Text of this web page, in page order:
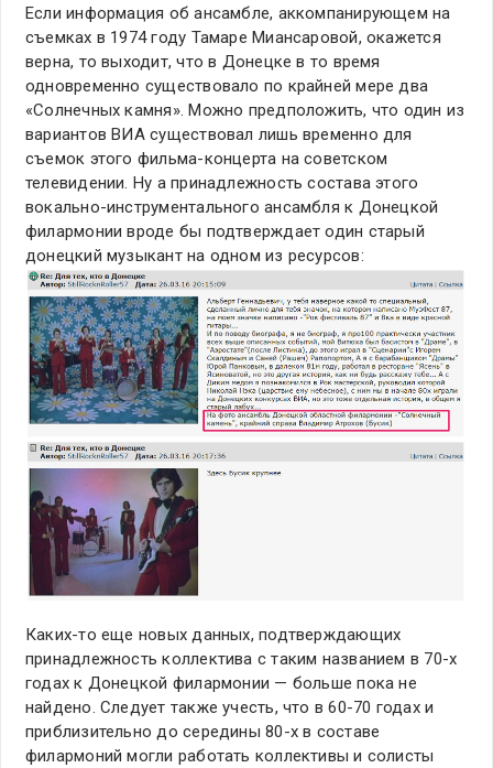
Если информация об ансамбле, аккомпанирующем на
съемках в 1974 году Тамаре Миансаровой, окажется
верна, то выходит, что в Донецке в то время
одновременно существовало по крайней мере два
«Солнечных камня». Можно предположить, что один из
вариантов ВИА существовал лишь временно для
съемок этого фильма-концерта на советском
телевидении. Ну а принадлежность состава этого
вокально-инструментального ансамбля к Донецкой
филармонии вроде бы подтверждает один старый
донецкий музыкант на одном из ресурсов:
Каких-то еще новых данных, подтверждающих
принадлежность коллектива с таким названием в 70-х
годах к Донецкой филармонии — больше пока не
найдено. Следует также учесть, что в 60-70 годах и
приблизительно до середины 80-х в составе
филармоний могли работать коллективы и солисты